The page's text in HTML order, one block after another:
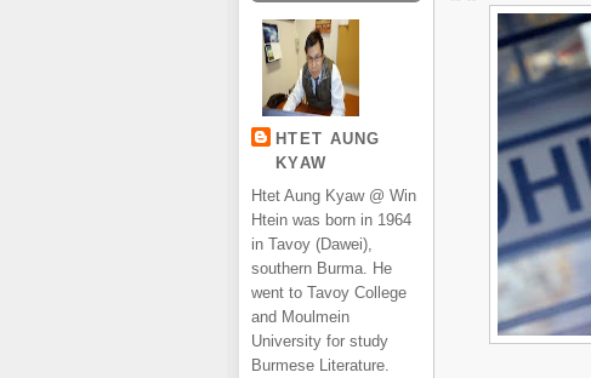
HTET AUNG
KYAW
Htet Aung Kyaw @ Win
Htein was born in 1964
in Tavoy (Dawei),
southern Burma. He
went to Tavoy College
and Moulmein
University for study
Burmese Literature.